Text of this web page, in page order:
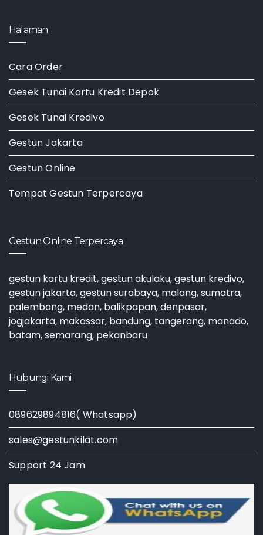
Halaman
Cara Order
Gesek Tunai Kartu Kredit Depok
Gesek Tunai Kredivo
Gestun Jakarta
Gestun Online
Tempat Gestun Terpercaya
Gestun Online Terpercaya
gestun kartu kredit,gestun akulaku,gestun kredivo,
gestun jakarta,gestun surabaya, malang, sumatra,
palembang, medan, balikpapan, denpasar,
jogjakarta, makassar, bandung, tangerang, manado,
batam, semarang, pekanbaru
Hubungi Kami
089629894816( Whatsapp)
sales@gestunkilat.com
Support 24 Jam